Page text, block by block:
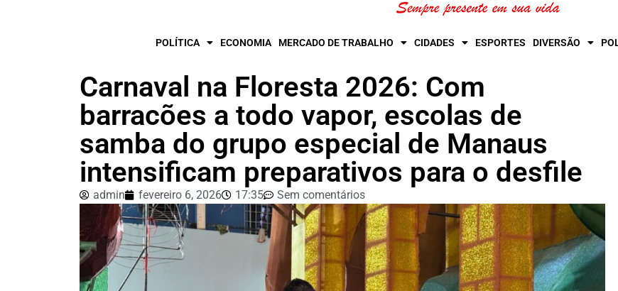
POLÍTICA ECONOMIA MERCADO DE TRABALHO CIDADES ESPORTES DIVERSÃO
Carnaval na Floresta 2026: Com
barracões a todo vapor, escolas de
samba do grupo especial de Manaus
intensificam preparativos para o desfile
admin fevereiro 6, 2026 17:35 Sem comentários